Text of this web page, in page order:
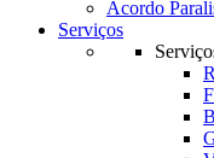
Acordo
Serviços